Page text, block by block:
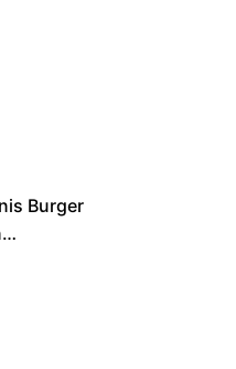
Burger